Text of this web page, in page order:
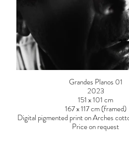
Grandes Planos 01
2023
151 x 101 cm
167 x 117 cm (framed)
Digital pigmented print on Arches
Price on request